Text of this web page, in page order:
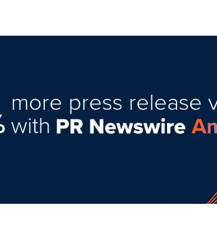
more press release
with